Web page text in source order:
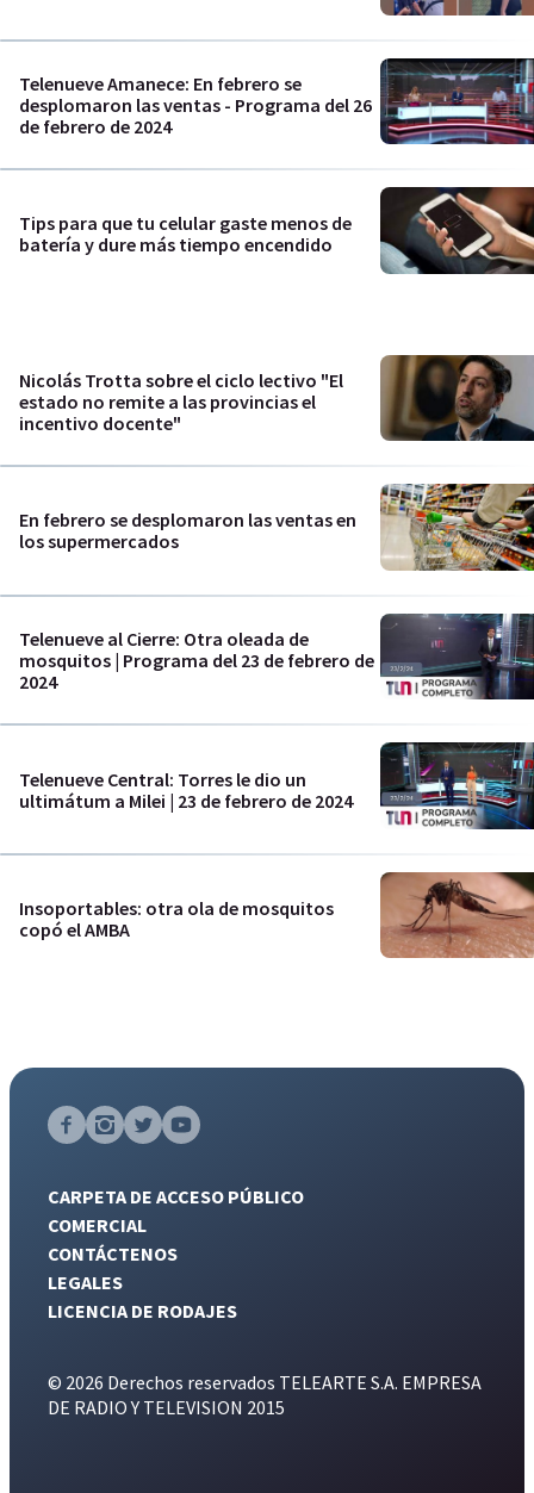
Telenueve Amanece: En febrero se
desplomaron las ventas - Programa del 26
de febrero de 2024
Tips para que tu celular gaste menos de
batería y dure más tiempo encendido
Nicolás Trotta sobre el ciclo lectivo "El
estado no remite a las provincias el
incentivo docente"
En febrero se desplomaron las ventas en
los supermercados
Telenueve al Cierre: Otra oleada de
mosquitos | Programa del 23 de febrero de
2024
Telenueve Central: Torres le dio un
ultimátum a Milei | 23 de febrero de 2024
Insoportables: otra ola de mosquitos
copó el AMBA
CARPETA DE ACCESO PÚBLICO
COMERCIAL
CONTÁCTENOS
LEGALES
LICENCIA DE RODAJES
© 2026 Derechos reservados TELEARTE S.A. EMPRESA
DE RADIO Y TELEVISION 2015